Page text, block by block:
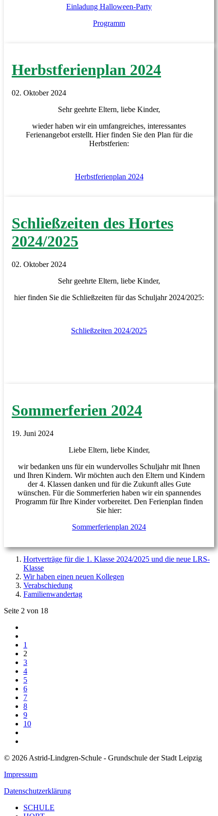
Einladung Halloween-Party
Programm
Herbstferienplan 2024
02. Oktober 2024
Sehr geehrte Eltern, liebe Kinder,
wieder haben wir ein umfangreiches, interessantes
Ferienangebot erstellt. Hier finden Sie den Plan für die
Herbstferien:
Herbstferienplan 2024
Schließzeiten des Hortes
2024/2025
02. Oktober 2024
Sehr geehrte Eltern, liebe Kinder,
hier finden Sie die Schließzeiten für das Schuljahr 2024/2025:
Schließzeiten 2024/2025
Sommerferien 2024
19. Juni 2024
Liebe Eltern, liebe Kinder,
wir bedanken uns für ein wundervolles Schuljahr mit Ihnen
und Ihren Kindern. Wir möchten auch den Eltern und Kindern
der 4. Klassen danken und für die Zukunft alles Gute
wünschen. Für die Sommerferien haben wir ein spannendes
Programm für Ihre Kinder vorbereitet. Den Ferienplan finden
Sie hier:
Sommerferienplan 2024
Hortverträge für die 1. Klasse 2024/2025 und die neue LRS-
Klasse
Wir haben einen neuen Kollegen
Verabschiedung
Familienwandertag
Seite 2 von 18
1
2
3
4
5
6
7
8
9
10
© 2026 Astrid-Lindgren-Schule - Grundschule der Stadt Leipzig
Impressum
Datenschutzerklärung
SCHULE